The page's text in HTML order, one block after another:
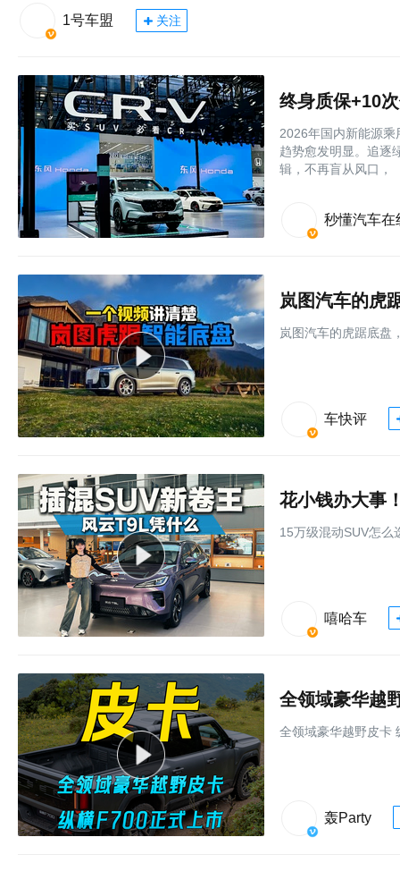
1号车盟 关注
终身质保+10
2026年国内新能源
趋势愈发明显。追逐
辑，不再盲从风口，
秒懂汽车在
岚图汽车的虎
岚图汽车的虎踞底盘
车快评
花小钱办大事
15万级混动SUV怎么
嘻哈车
全领域豪华越
全领域豪华越野皮卡
轰Party